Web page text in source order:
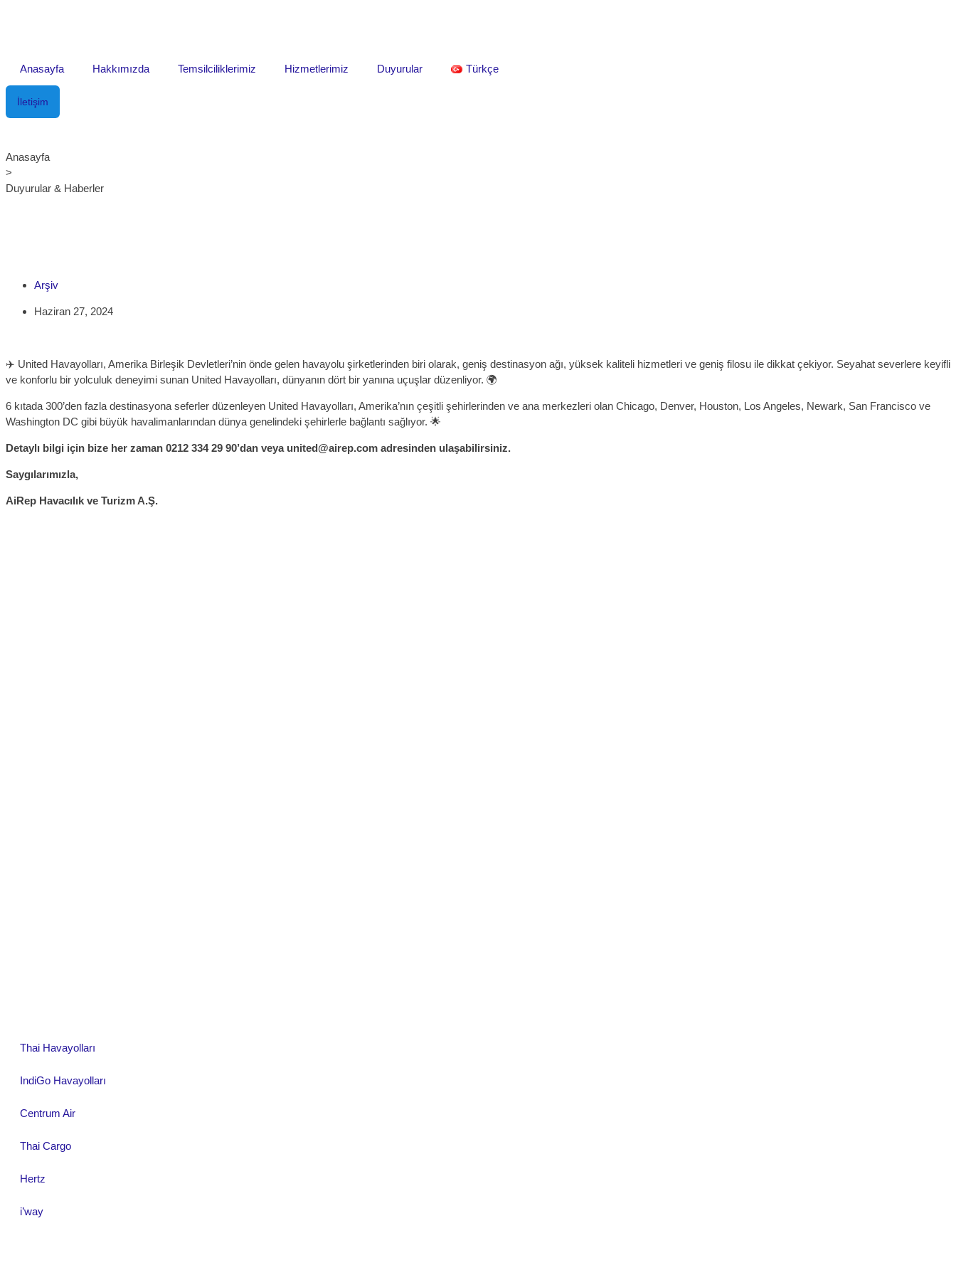
Anasayfa Hakkımızda Temsilciliklerimiz Hizmetlerimiz Duyurular Türkçe
İletişim
Anasayfa
>
Duyurular & Haberler
Arşiv
Haziran 27, 2024
✈️ United Havayolları, Amerika Birleşik Devletleri’nin önde gelen havayolu şirketlerinden biri olarak, geniş destinasyon ağı, yüksek kaliteli hizmetleri ve geniş filosu ile dikkat çekiyor. Seyahat severlere keyifli
ve konforlu bir yolculuk deneyimi sunan United Havayolları, dünyanın dört bir yanına uçuşlar düzenliyor. 🌍
6 kıtada 300’den fazla destinasyona seferler düzenleyen United Havayolları, Amerika’nın çeşitli şehirlerinden ve ana merkezleri olan Chicago, Denver, Houston, Los Angeles, Newark, San Francisco ve
Washington DC gibi büyük havalimanlarından dünya genelindeki şehirlerle bağlantı sağlıyor. 🌟
Detaylı bilgi için bize her zaman 0212 334 29 90’dan veya united@airep.com adresinden ulaşabilirsiniz.
Saygılarımızla,
AiRep Havacılık ve Turizm A.Ş.
Thai Havayolları
IndiGo Havayolları
Centrum Air
Thai Cargo
Hertz
i’way